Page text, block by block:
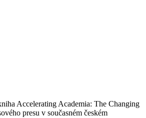
Accelerating Academia: The Changing
presu v současném českém